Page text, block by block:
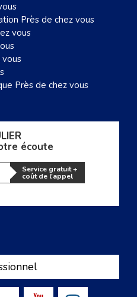
Près de chez vous
vous
vous
Près de chez vous
écoute
Service gratuit +
coût de l'appel